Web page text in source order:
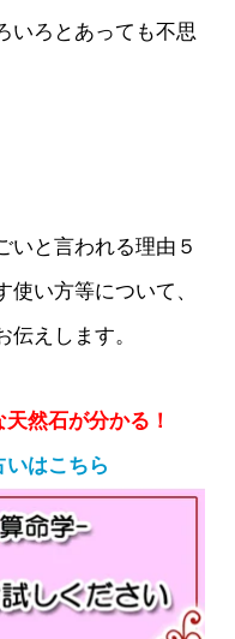
いろとあっても不思
いと言われる理由５
い方等について、
えします。
然石が分かる！
いはこちら